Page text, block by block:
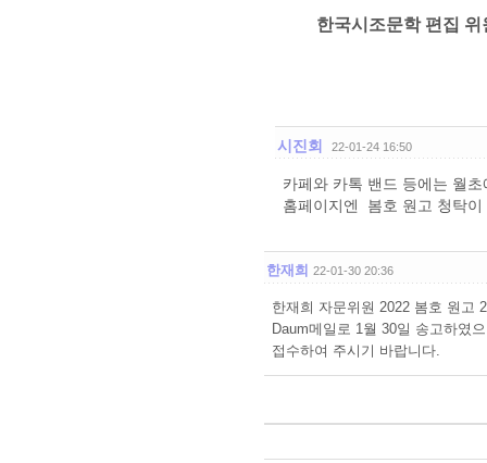
한국시조문학 편집 위
시진회 22-01-24 16:50
카페와 카톡 밴드 등에는 월
홈페이지엔 봄호 원고 청탁
한재희 22-01-30 20:36
한재희 자문위원 2022 봄호 원고
Daum메일로 1월 30일 송고하였
접수하여 주시기 바랍니다.